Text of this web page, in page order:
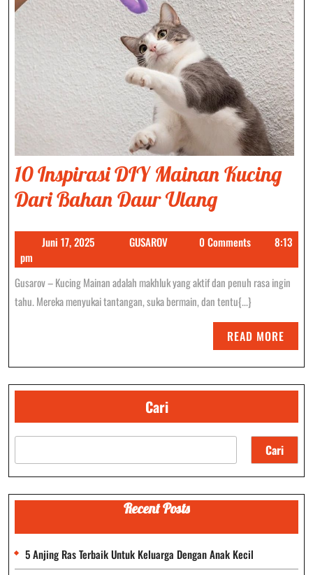
10 Inspirasi DIY Mainan Kucing
Dari Bahan Daur Ulang10
DIY
Mainan
Kucing
Dari
Bahan
Daur
Ulang
Juni 17, 2025Juni
2025
GUSAROVGUSAROV0 Comments
8:13
pm
Gusarov – Kucing Mainan adalah makhluk yang aktif dan penuh rasa ingin
tahu. Mereka menyukai tantangan, suka bermain, dan tentu{...}
READ MORE
MORE
Cari
Cari
Recent Posts
5 Anjing Ras Terbaik Untuk Keluarga Dengan Anak Kecil